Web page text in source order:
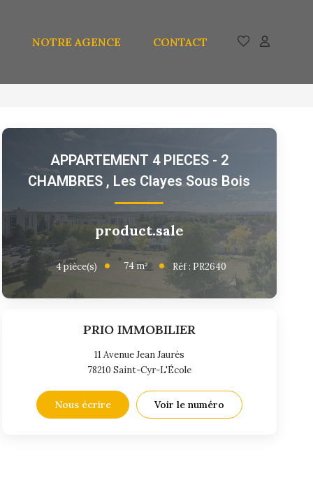
NOTRE AGENCE CONTACT
APPARTEMENT 4 PIECES - 2
CHAMBRES , Les Clayes Sous Bois
product.sale
4pièce(s) 74m² Réf : PR2640
PRIO IMMOBILIER
11 Avenue Jean Jaurès
78210 Saint-Cyr-L'École
Nous écrire Voir le numéro